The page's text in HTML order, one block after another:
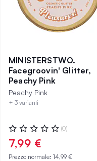
MINISTERSTWO.
Facegroovin' Glitter,
Peachy Pink
Peachy Pink
+ 3 varianti
Valutazione:
0%
(0)
7,99 €
Prezzo normale: 14,99 €